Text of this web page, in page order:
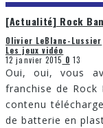
[Actualité] Rock
Olivier LeBlanc-Lussier
Les jeux vidéo
12 janvier 2015 0 13
Oui, oui, vous
franchise de Rock
contenu
de batterie en